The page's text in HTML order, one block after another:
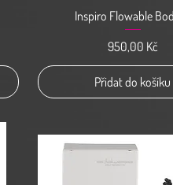
Rychlý náhled
Inspiro Flowable
Cena
950,00 Kč
Přidat do košíku